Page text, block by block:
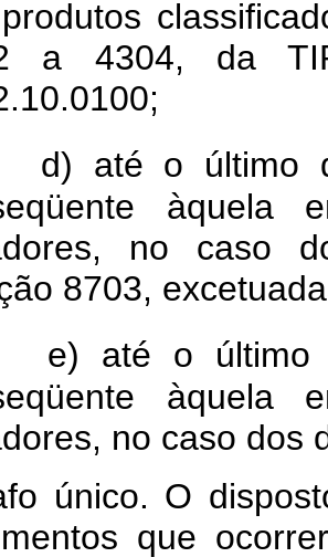
a 4304, da
d) até o último
àquela
no caso
8703,
e) até o último
àquela
no caso dos
único. O
que